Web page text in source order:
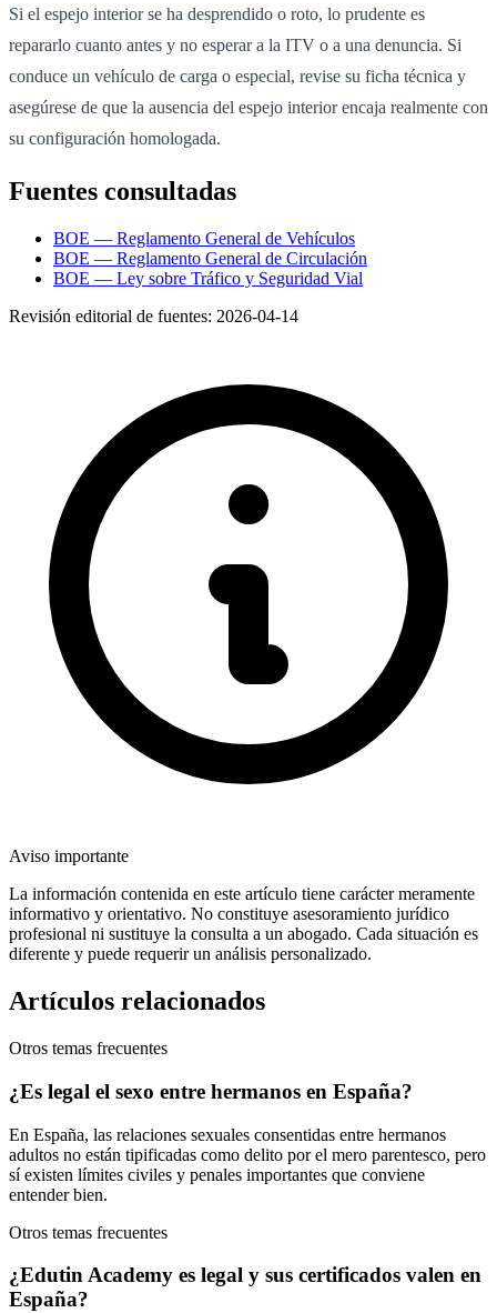
Si el espejo interior se ha desprendido o roto, lo prudente es
repararlo cuanto antes y no esperar a la ITV o a una denuncia. Si
conduce un vehículo de carga o especial, revise su ficha técnica y
asegúrese de que la ausencia del espejo interior encaja realmente con
su configuración homologada.
Fuentes consultadas
BOE — Reglamento General de Vehículos
BOE — Reglamento General de Circulación
BOE — Ley sobre Tráfico y Seguridad Vial
Revisión editorial de fuentes: 2026-04-14
Aviso importante
La información contenida en este artículo tiene carácter meramente
informativo y orientativo. No constituye asesoramiento jurídico
profesional ni sustituye la consulta a un abogado. Cada situación es
diferente y puede requerir un análisis personalizado.
Artículos relacionados
Otros temas frecuentes
¿Es legal el sexo entre hermanos en España?
En España, las relaciones sexuales consentidas entre hermanos
adultos no están tipificadas como delito por el mero parentesco, pero
sí existen límites civiles y penales importantes que conviene
entender bien.
Otros temas frecuentes
¿Edutin Academy es legal y sus certificados valen en
España?